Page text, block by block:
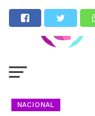
NACIONAL